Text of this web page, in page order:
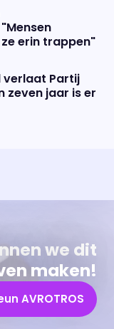
erin trappen"
verlaat Partij
zeven jaar is er
we dit
maken!
AVROTROS